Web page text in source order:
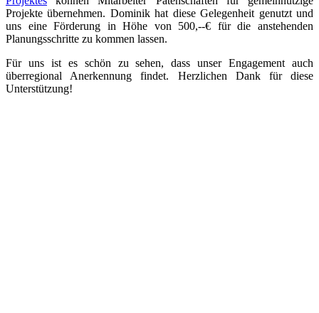
Projekte übernehmen. Dominik hat diese Gelegenheit genutzt und
uns eine Förderung in Höhe von 500,--€ für die anstehenden
Planungsschritte zu kommen lassen.
Für uns ist es schön zu sehen, dass unser Engagement auch
überregional Anerkennung findet. Herzlichen Dank für diese
Unterstützung!